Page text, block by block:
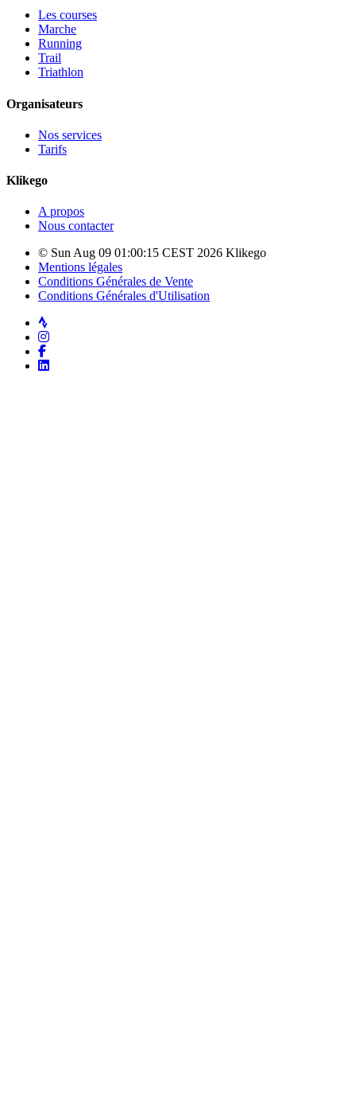
Les courses
Marche
Running
Trail
Triathlon
Organisateurs
Nos services
Tarifs
Klikego
A propos
Nous contacter
© Sun Aug 09 01:00:15 CEST 2026 Klikego
Mentions légales
Conditions Générales de Vente
Conditions Générales d'Utilisation
Strava
Instagram
Facebook